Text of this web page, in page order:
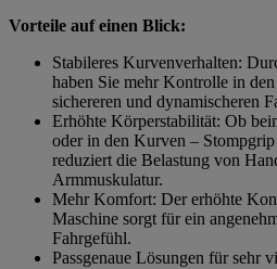
Vorteile auf einen Blick:
Stabileres Kurvenverhalten:
haben Sie mehr Kontrolle in
sichereren und dynamischeren
Erhöhte Körperstabilität: Ob
oder in den Kurven –
reduziert die Belastung von
Armmuskulatur.
Mehr Komfort: Der erhöhte
Maschine sorgt für ein
Fahrgefühl.
Passgenaue Lösungen für sehr